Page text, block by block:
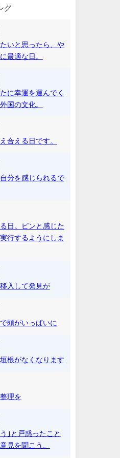
グ
いと思ったら、や
最適な日。
に幸運を運んでく
国の文化。
合える日です。
分を感じられるで
日。ピンと感じた
行するようにしま
入して発見が
頭がいっぱいに
根がなくなります
理を
｣と戸惑ったこと
見を聞こう。